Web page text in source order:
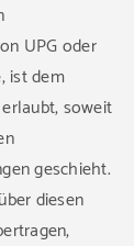
UPG oder
ist dem
soweit
geschieht.
diesen